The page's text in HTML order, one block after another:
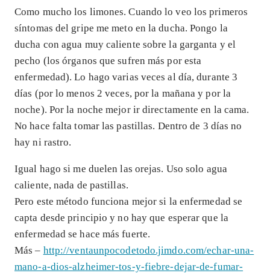
Como mucho los limones. Cuando lo veo los primeros
síntomas del gripe me meto en la ducha. Pongo la
ducha con agua muy caliente sobre la garganta y el
pecho (los órganos que sufren más por esta
enfermedad). Lo hago varias veces al día, durante 3
días (por lo menos 2 veces, por la mañana y por la
noche). Por la noche mejor ir directamente en la cama.
No hace falta tomar las pastillas. Dentro de 3 días no
hay ni rastro.
Igual hago si me duelen las orejas. Uso solo agua
caliente, nada de pastillas.
Pero este método funciona mejor si la enfermedad se
capta desde principio y no hay que esperar que la
enfermedad se hace más fuerte.
Más – http://ventaunpocodetodo.jimdo.com/echar-una-
mano-a-dios-alzheimer-tos-y-fiebre-dejar-de-fumar-